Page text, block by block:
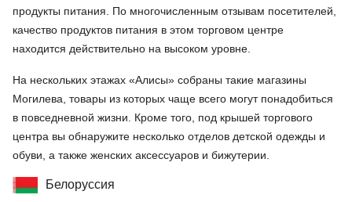
продукты питания. По многочисленным отзывам посетителей,
качество продуктов питания в этом торговом центре
находится действительно на высоком уровне.
На нескольких этажах «Алисы» собраны такие магазины
Могилева, товары из которых чаще всего могут понадобиться
в повседневной жизни. Кроме того, под крышей торгового
центра вы обнаружите несколько отделов детской одежды и
обуви, а также женских аксессуаров и бижутерии.
Белоруссия